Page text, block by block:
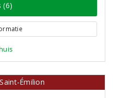
(6)
Émilion